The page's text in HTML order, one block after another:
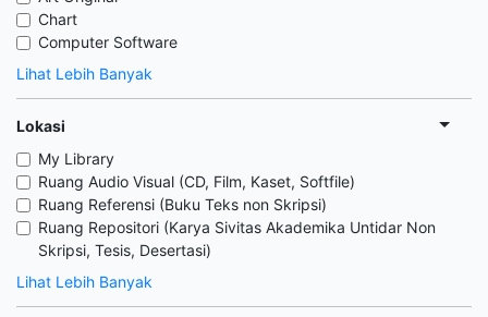
Chart
Computer Software
Lihat Lebih Banyak
Lokasi
My Library
Ruang Audio Visual (CD, Film, Kaset, Softfile)
Ruang Referensi (Buku Teks non Skripsi)
Ruang Repositori (Karya Sivitas Akademika Untidar Non
Skripsi, Tesis, Desertasi)
Lihat Lebih Banyak